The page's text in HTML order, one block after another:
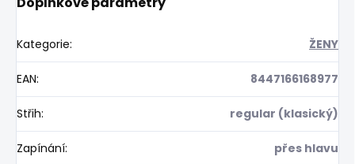
Kategorie: ŽENY
EAN: 8447166168977
Střih: regular (klasický)
Zapínání: přes hlavu